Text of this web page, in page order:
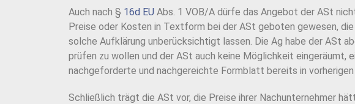
Auch nach § 16d EU Abs. 1 VOB/A dürfe das Angebot der ASt
Preise oder Kosten in Textform bei der ASt geboten gewesen,
solche Aufklärung unberücksichtigt lassen. Die Ag habe der ASt
prüfen zu wollen und der ASt auch keine Möglichkeit eingeräumt,
nachgeforderte und nachgereichte Formblatt bereits in
Schließlich trägt die ASt vor, die Preise ihrer Nachunternehmer